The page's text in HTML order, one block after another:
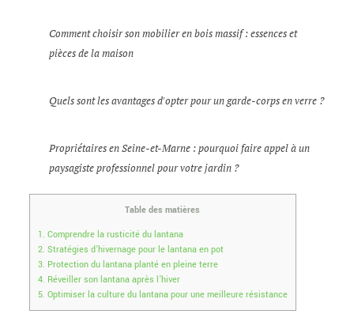
Comment choisir son mobilier en bois massif : essences et
pièces de la maison
Quels sont les avantages d'opter pour un garde-corps en verre ?
Propriétaires en Seine-et-Marne : pourquoi faire appel à un
paysagiste professionnel pour votre jardin ?
Table des matières
1. Comprendre la rusticité du lantana
2. Stratégies d’hivernage pour le lantana en pot
3. Protection du lantana planté en pleine terre
4. Réveiller son lantana après l’hiver
5. Optimiser la culture du lantana pour une meilleure résistance